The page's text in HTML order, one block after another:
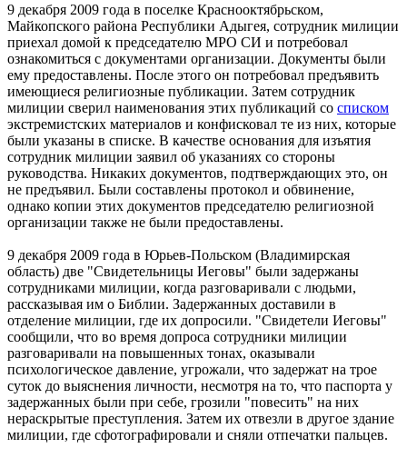
9 декабря 2009 года в поселке Краснооктябрьском,
Майкопского района Республики Адыгея, сотрудник милиции
приехал домой к председателю МРО СИ и потребовал
ознакомиться с документами организации. Документы были
ему предоставлены. После этого он потребовал предъявить
имеющиеся религиозные публикации. Затем сотрудник
милиции сверил наименования этих публикаций со списком
экстремистских материалов и конфисковал те из них, которые
были указаны в списке. В качестве основания для изъятия
сотрудник милиции заявил об указаниях со стороны
руководства. Никаких документов, подтверждающих это, он
не предъявил. Были составлены протокол и обвинение,
однако копии этих документов председателю религиозной
организации также не были предоставлены.
9 декабря 2009 года в Юрьев-Польском (Владимирская
область) две "Свидетельницы Иеговы" были задержаны
сотрудниками милиции, когда разговаривали с людьми,
рассказывая им о Библии. Задержанных доставили в
отделение милиции, где их допросили. "Свидетели Иеговы"
сообщили, что во время допроса сотрудники милиции
разговаривали на повышенных тонах, оказывали
психологическое давление, угрожали, что задержат на трое
суток до выяснения личности, несмотря на то, что паспорта у
задержанных были при себе, грозили "повесить" на них
нераскрытые преступления. Затем их отвезли в другое здание
милиции, где сфотографировали и сняли отпечатки пальцев.